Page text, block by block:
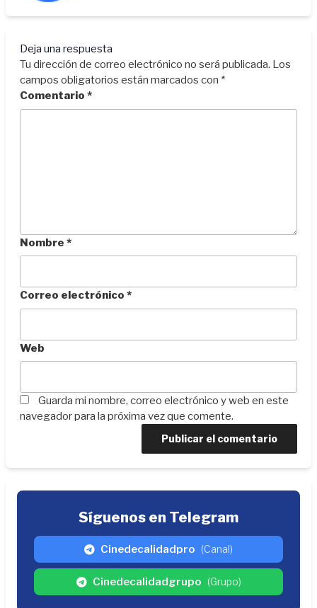
Deja una respuesta
Tu dirección de correo electrónico no será publicada. Los
campos obligatorios están marcados con *
Comentario *
Nombre *
Correo electrónico *
Web
Guarda mi nombre, correo electrónico y web en este
navegador para la próxima vez que comente.
Síguenos en Telegram
Cinedecalidadpro (Canal)
Cinedecalidadgrupo (Grupo)